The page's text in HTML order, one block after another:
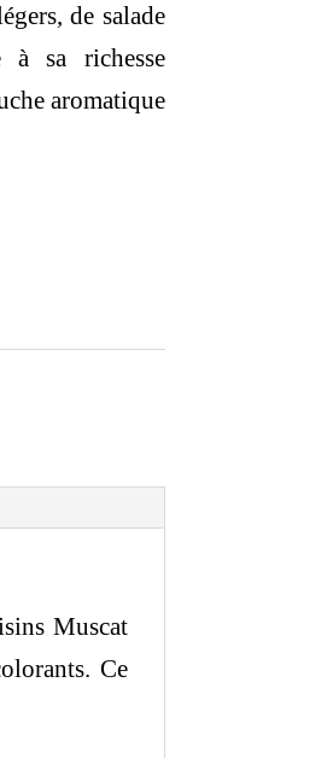
de salade
à sa richesse
aromatique
Muscat
Ce